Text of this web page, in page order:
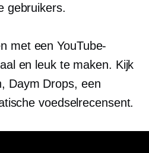
gebruikers.
met een YouTube-
en leuk te maken. Kijk
Daym Drops, een
voedselrecensent.